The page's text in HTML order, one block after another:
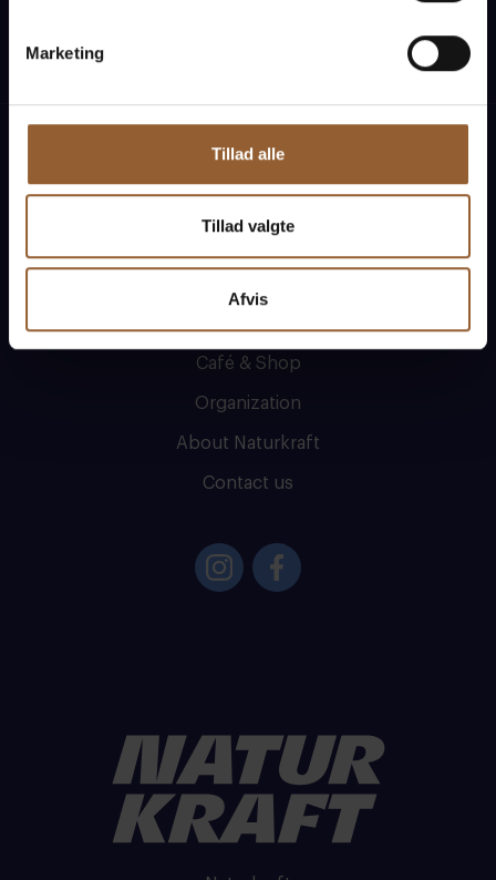
Marketing
Tillad alle
Tillad valgte
Afvis
Experiences
Café & Shop
Organization
About Naturkraft
Contact us